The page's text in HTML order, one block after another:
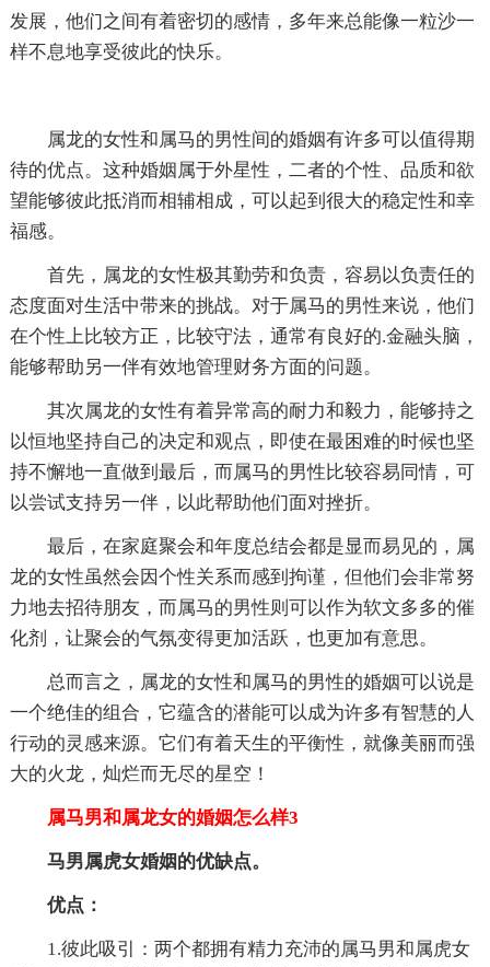
发展，他们之间有着密切的感情，多年来总能像一粒沙一
样不息地享受彼此的快乐。
属龙的女性和属马的男性间的婚姻有许多可以值得期
待的优点。这种婚姻属于外星性，二者的个性、品质和欲
望能够彼此抵消而相辅相成，可以起到很大的稳定性和幸
福感。
首先，属龙的女性极其勤劳和负责，容易以负责任的
态度面对生活中带来的挑战。对于属马的男性来说，他们
在个性上比较方正，比较守法，通常有良好的.金融头脑，
能够帮助另一伴有效地管理财务方面的问题。
其次属龙的女性有着异常高的耐力和毅力，能够持之
以恒地坚持自己的决定和观点，即使在最困难的时候也坚
持不懈地一直做到最后，而属马的男性比较容易同情，可
以尝试支持另一伴，以此帮助他们面对挫折。
最后，在家庭聚会和年度总结会都是显而易见的，属
龙的女性虽然会因个性关系而感到拘谨，但他们会非常努
力地去招待朋友，而属马的男性则可以作为软文多多的催
化剂，让聚会的气氛变得更加活跃，也更加有意思。
总而言之，属龙的女性和属马的男性的婚姻可以说是
一个绝佳的组合，它蕴含的潜能可以成为许多有智慧的人
行动的灵感来源。它们有着天生的平衡性，就像美丽而强
大的火龙，灿烂而无尽的星空！
属马男和属龙女的婚姻怎么样3
马男属虎女婚姻的优缺点。
优点：
1.彼此吸引：两个都拥有精力充沛的属马男和属虎女